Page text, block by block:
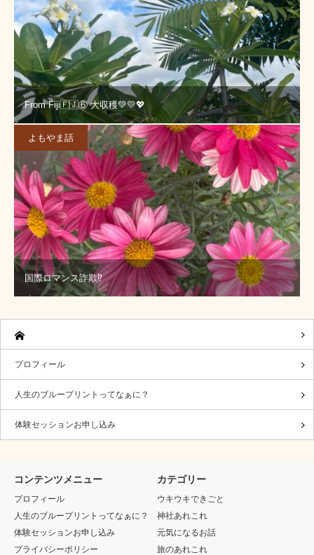
From Fiji🇫🇯⑥ 大収穫💚💛💖
よもやま話
国際ロマンス詐欺⁉️
プロフィール
人生のブループリントってなぁに？
体験セッションお申し込み
コンテンツメニュー
プロフィール
人生のブループリントってなぁに？
体験セッションお申し込み
プライバシーポリシー
カテゴリー
ウキウキできごと
神社あれこれ
元気になるお話
旅のあれこれ